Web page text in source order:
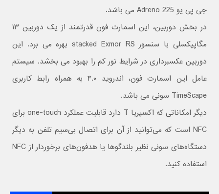
جی پی یو Adreno 225 می باشد.
در بخش دوربین، این اسمارت فون قدرتمند از یک دوربین ۱۳
مگاپیکسلی با سنسور stacked Exmor RS بهره می برد. این
دوربین عکسبرداری در شرایط نور کم را بهبود می بخشد. سیستم
عامل این اسمارت فون، اندروید ۴.۰ به همراه رابط کاربری
TimeScape سونی می باشد.
دیگر امکاناتی که اکسپریا T دارد قابلیت عملکرد one-touch برای
NFC است که می‌توانید از آن برای اتصال بی‌سیم تلفن به دیگر
دستگاه‌های سونی نظیر بلندگوها یا هدفون‌های برخوردار از NFC
استفاده کنید.